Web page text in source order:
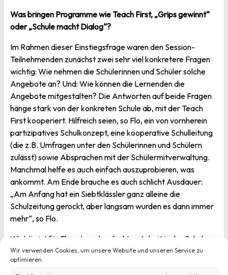
Wir verwenden Cookies, um unsere Website und unseren Service zu
optimieren.
Was bringen Programme wie Teach First, „Grips gewinnt“
oder „Schule macht Dialog“?
Im Rahmen dieser Einstiegsfrage waren den Session-
Teilnehmenden zunächst zwei sehr viel konkretere Fragen
wichtig: Wie nehmen die Schülerinnen und Schüler solche
Angebote an? Und: Wie können die Lernenden die
Angebote mitgestalten? Die Antworten auf beide Fragen
hänge stark von der konkreten Schule ab, mit der Teach
First kooperiert. Hilfreich seien, so Flo, ein von vornherein
partizipatives Schulkonzept, eine kooperative Schulleitung
(die z.B. Umfragen unter den Schülerinnen und Schülern
zulässt) sowie Absprachen mit der Schülermitverwaltung.
Manchmal helfe es auch einfach auszuprobieren, was
ankommt. Am Ende brauche es auch schlicht Ausdauer:
„Am Anfang hat ein Siebtklässler ganz alleine die
Schulzeitung gerockt, aber langsam wurden es dann immer
mehr“, so Flo.
­­­Wichtig ist für Flo neben der direkten Arbeit in der Schule
auch die Frage, ob und wie die Fellows sich in die
Bildungspolitik einbringen können. Die Erfahrungen, die die